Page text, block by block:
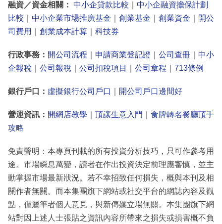
融資／資金相關： 中小企貸款比較
中小企融資擔保計劃
比較
中小企業市場推廣基金 創業基金 創業資金
開公
司費用
創業成本計算 科技券
行政事務： 開公司流程 申請商業登記證 公司查冊
中小
企報稅
公司報稅 公司扣稅項目 公司章程 713條例
銀行戶口： 虛擬銀行公司戶口 開公司戶口邊間好
營運資訊： 開網店教學 頂讓生意入門
食牌轉名餐廳頂手
攻略
免責聲明：本專頁刊載的所有投資分析技巧，只可作參考用
途。市場瞬息萬變，讀者在作出投資決定前理應審慎，並主
動掌握市場最新狀況。若不幸招致任何損失，概與本刊及相
關作者無關。而本集團旗下網站或社交平台的網誌內容及觀
點，僅屬筆者個人意見，與新傳媒立場無關。本集團旗下網
站對因上述人士張貼之資訊內容所帶來之損失或損害概不負